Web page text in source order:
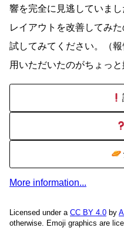
響を完全に見逃していま
レイアウトを改善してみ
試してみてください。（
用いただいたのがちょっと
More information...
Licensed under a CC BY 4.0 by
otherwise. Emoji graphics are